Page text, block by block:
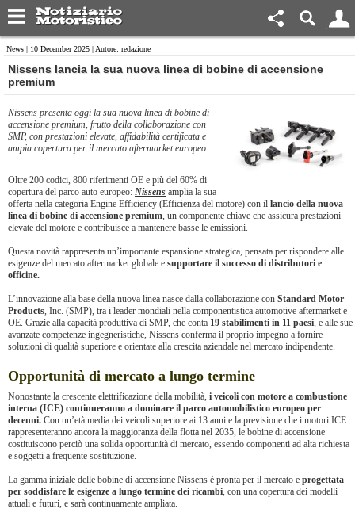
News | 10 December 2025 | Autore: redazione
Nissens lancia la sua nuova linea di bobine di accensione
premium
Nissens presenta oggi la sua nuova linea di bobine di
accensione premium, frutto della collaborazione con
SMP, con prestazioni elevate, affidabilità certificata e
ampia copertura per il mercato aftermarket europeo.
Oltre 200 codici, 800 riferimenti OE e più del 60% di
copertura del parco auto europeo: Nissens amplia la sua
offerta nella categoria Engine Efficiency (Efficienza del motore) con il lancio della nuova
linea di bobine di accensione premium, un componente chiave che assicura prestazioni
elevate del motore e contribuisce a mantenere basse le emissioni.
Questa novità rappresenta un’importante espansione strategica, pensata per rispondere alle
esigenze del mercato aftermarket globale e supportare il successo di distributori e
officine.
L’innovazione alla base della nuova linea nasce dalla collaborazione con Standard Motor
Products, Inc. (SMP), tra i leader mondiali nella componentistica automotive aftermarket e
OE. Grazie alla capacità produttiva di SMP, che conta 19 stabilimenti in 11 paesi, e alle sue
avanzate competenze ingegneristiche, Nissens conferma il proprio impegno a fornire
soluzioni di qualità superiore e orientate alla crescita aziendale nel mercato indipendente.
Opportunità di mercato a lungo termine
Nonostante la crescente elettrificazione della mobilità, i veicoli con motore a combustione
interna (ICE) continueranno a dominare il parco automobilistico europeo per
decenni. Con un’età media dei veicoli superiore ai 13 anni e la previsione che i motori ICE
rappresenteranno ancora la maggioranza della flotta nel 2035, le bobine di accensione
costituiscono perciò una solida opportunità di mercato, essendo componenti ad alta richiesta
e soggetti a frequente sostituzione.
La gamma iniziale delle bobine di accensione Nissens è pronta per il mercato e progettata
per soddisfare le esigenze a lungo termine dei ricambi, con una copertura dei modelli
attuali e futuri, e sarà continuamente ampliata.